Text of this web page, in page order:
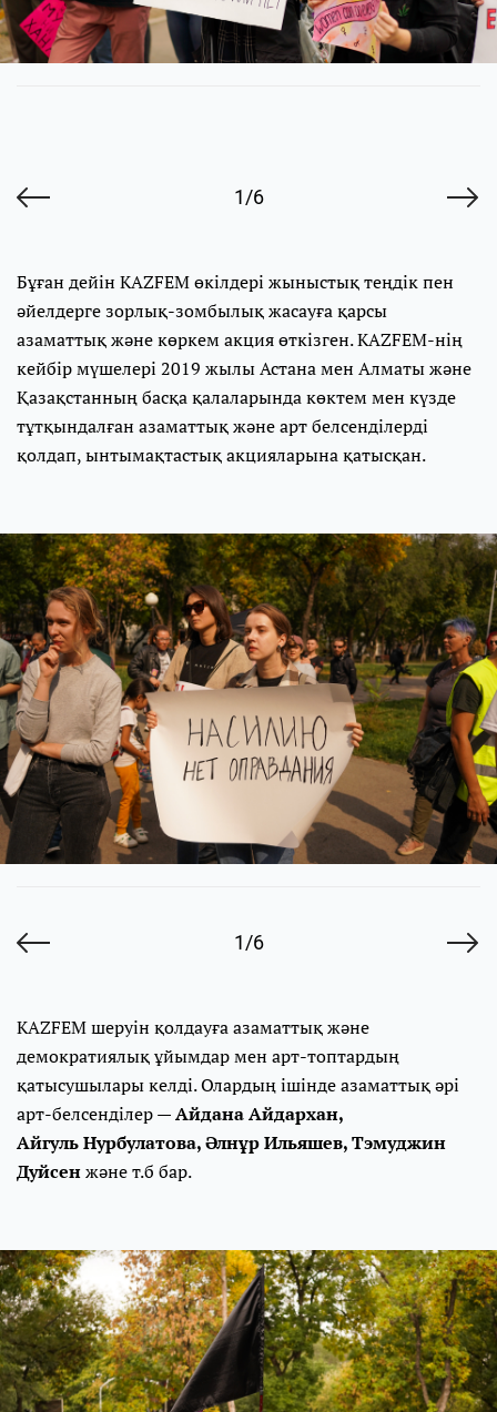
1/6
Бұған дейін KAZFEM өкілдері жыныстық теңдік пен
әйелдерге зорлық-зомбылық жасауға қарсы
азаматтық және көркем акция өткізген. KAZFEM-нің
кейбір мүшелері 2019 жылы Астана мен Алматы және
Қазақстанның басқа қалаларында көктем мен күзде
тұтқындалған азаматтық және арт белсенділерді
қолдап, ынтымақтастық акцияларына қатысқан.
1/6
KAZFEM шеруін қолдауға азаматтық және
демократиялық ұйымдар мен арт-топтардың
қатысушылары келді. Олардың ішінде азаматтық әрі
арт-белсенділер —Айдана Айдархан,
Айгуль Нурбулатова, Әлнұр Ильяшев, Тэмуджин
Дуйсенжәне т.б бар.